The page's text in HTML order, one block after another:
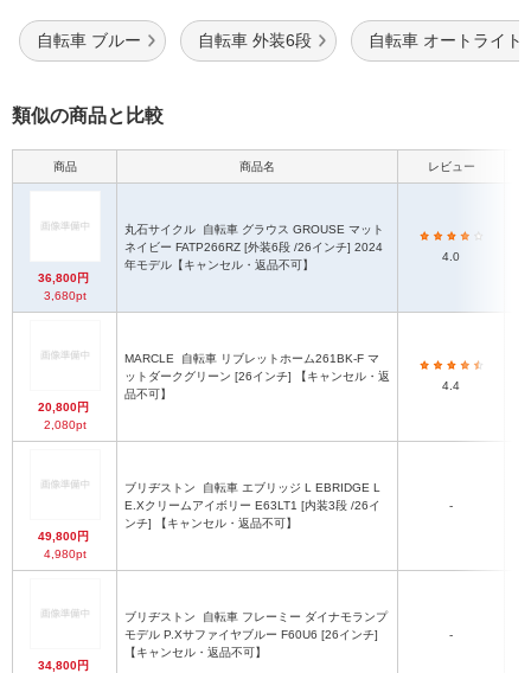
自転車 ブルー 自転車 外装6段 自転車 オートライト
類似の商品と比較
商品 商品名 レビュー
36,800円
3,680pt
丸石サイクル
ネイビー FATP266RZ [外装6段 /26インチ] 2024
年モデル【キャンセル・返品不可】
4.0
20,800円
2,080pt
MARCLE
ットダークグリーン [26インチ] 【キャンセル・返
品不可】
4.4
49,800円
4,980pt
ブリヂストン
E.Xクリームアイボリー E63LT1 [内装3段 /26イ
ンチ] 【キャンセル・返品不可】
-
34,800円
ブリヂストン
モデル P.Xサファイヤブルー F60U6 [26インチ]
【キャンセル・返品不可】
-